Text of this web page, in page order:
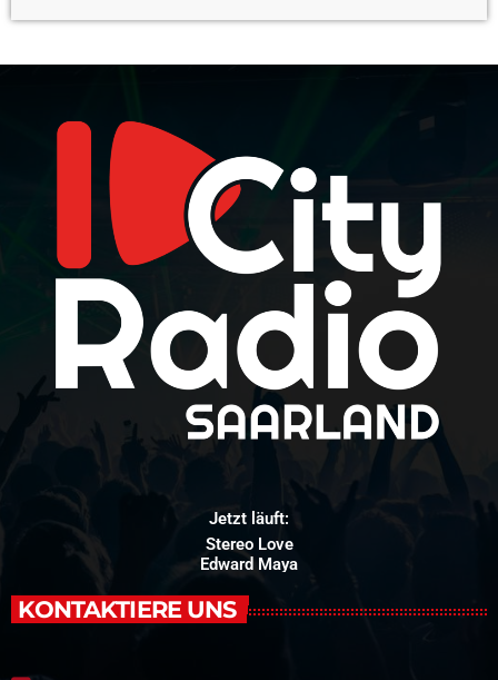
Jetzt läuft:
Stereo Love
Edward Maya
KONTAKTIERE UNS